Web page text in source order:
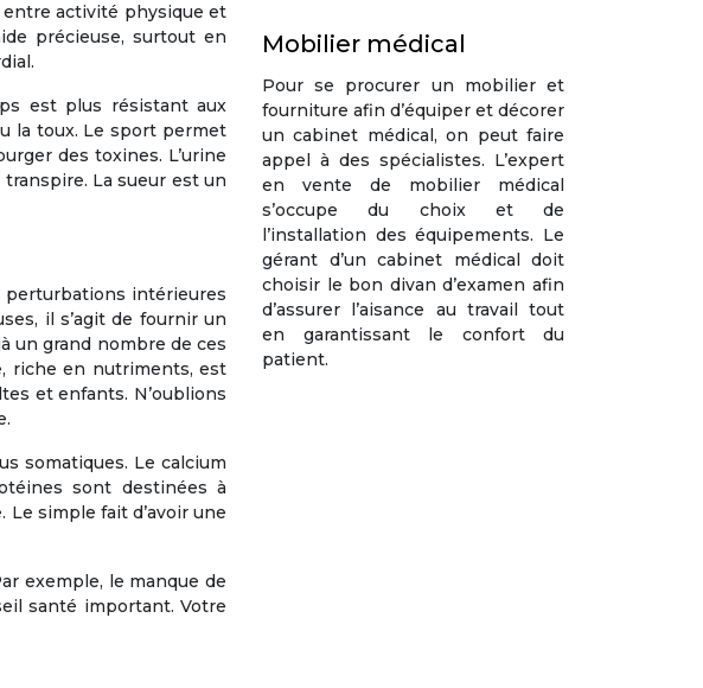
entre activité physique et
précieuse, surtout en
est plus résistant aux
la toux. Le sport permet
des toxines. L’urine
La sueur est un
perturbations intérieures
il s’agit de fournir un
un grand nombre de ces
riche en nutriments, est
et enfants. N’oublions
somatiques. Le calcium
sont destinées à
simple fait d’avoir une
exemple, le manque de
santé important. Votre
Mobilier médical
Pour se procurer un mobilier et
fourniture afin d’équiper et décorer
un cabinet médical, on peut faire
appel à des spécialistes. L’expert
en vente de mobilier médical
s’occupe du choix et de
l’installation des équipements. Le
gérant d’un cabinet médical doit
choisir le bon divan d’examen afin
d’assurer l’aisance au travail tout
en garantissant le confort du
patient.